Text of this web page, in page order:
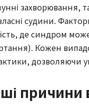
захворювання,
судини.
де синдром
Кожен
дозволяючи
причини